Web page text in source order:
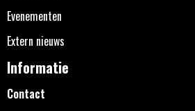
Evenementen
Extern nieuws
Informatie
Contact